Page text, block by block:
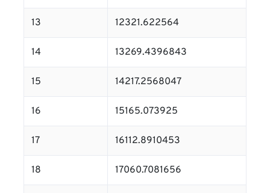
13 12321.622564
14 13269.4396843
15 14217.2568047
16 15165.073925
17 16112.8910453
18 17060.7081656